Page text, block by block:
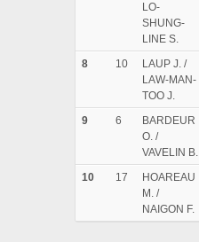
LO-
SHUNG-
LINE S.
8 10
LAUP J. /
LAW-MAN-
TOO J.
9 6
BARDEUR
O. /
VAVELIN B.
10 17
HOAREAU
M. /
NAIGON F.